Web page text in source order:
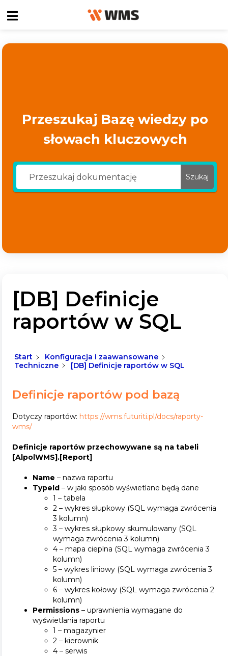
Przeszukaj Bazę wiedzy po
słowach kluczowych
Szukaj
[DB] Definicje
raportów w SQL
Start
Konfiguracja i zaawansowane
Techniczne
[DB] Definicje raportów w SQL
Definicje raportów pod bazą
Dotyczy raportów: https://wms.futuriti.pl/docs/raporty-
wms/
Definicje raportów przechowywane są na tabeli
[AlpolWMS].[Report]
Name – nazwa raportu
TypeId – w jaki sposób wyświetlane będą dane
1 – tabela
2 – wykres słupkowy (SQL wymaga zwrócenia
3 kolumn)
3 – wykres słupkowy skumulowany (SQL
wymaga zwrócenia 3 kolumn)
4 – mapa cieplna (SQL wymaga zwrócenia 3
kolumn)
5 – wykres liniowy (SQL wymaga zwrócenia 3
kolumn)
6 – wykres kołowy (SQL wymaga zwrócenia 2
kolumn)
Permissions – uprawnienia wymagane do
wyświetlania raportu
1 – magazynier
2 – kierownik
4 – serwis